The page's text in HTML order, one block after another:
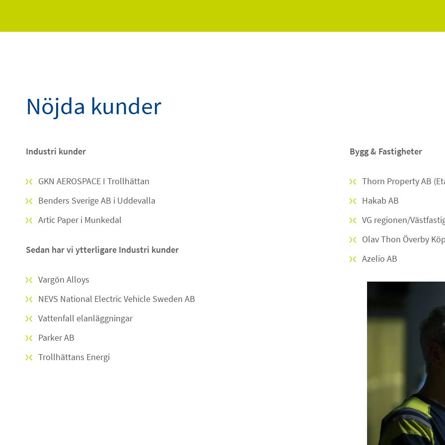
Nöjda kunder
Industri kunder
GKN AEROSPACE I Trollhättan
Benders Sverige AB i Uddevalla
Artic Paper i Munkedal
Sedan har vi ytterligare Industri kunder
Vargön Alloys
NEVS National Electric Vehicle Sweden AB
Vattenfall elanläggningar
Parker AB
Trollhättans Energi
Bygg & Fastigheter
Thorn Property AB
Hakab AB
VG regionen/
Olav Thon Överby
Azelio AB